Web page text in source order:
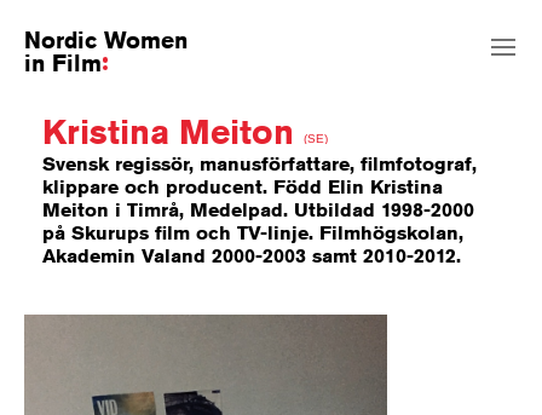
Nordic Women
in Film
Kristina Meiton (SE)
Svensk regissör, manusförfattare, filmfotograf,
klippare och producent. Född Elin Kristina
Meiton i Timrå, Medelpad. Utbildad 1998-2000
på Skurups film och TV-linje. Filmhögskolan,
Akademin Valand 2000-2003 samt 2010-2012.